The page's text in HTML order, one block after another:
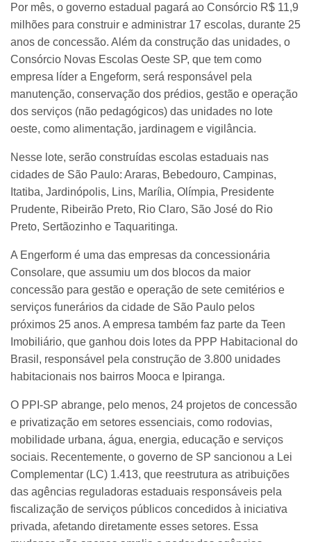
Por mês, o governo estadual pagará ao Consórcio R$ 11,9
milhões para construir e administrar 17 escolas, durante 25
anos de concessão. Além da construção das unidades, o
Consórcio Novas Escolas Oeste SP, que tem como
empresa líder a Engeform, será responsável pela
manutenção, conservação dos prédios, gestão e operação
dos serviços (não pedagógicos) das unidades no lote
oeste, como alimentação, jardinagem e vigilância.
Nesse lote, serão construídas escolas estaduais nas
cidades de São Paulo: Araras, Bebedouro, Campinas,
Itatiba, Jardinópolis, Lins, Marília, Olímpia, Presidente
Prudente, Ribeirão Preto, Rio Claro, São José do Rio
Preto, Sertãozinho e Taquaritinga.
A Engerform é uma das empresas da concessionária
Consolare, que assumiu um dos blocos da maior
concessão para gestão e operação de sete cemitérios e
serviços funerários da cidade de São Paulo pelos
próximos 25 anos. A empresa também faz parte da Teen
Imobiliário, que ganhou dois lotes da PPP Habitacional do
Brasil, responsável pela construção de 3.800 unidades
habitacionais nos bairros Mooca e Ipiranga.
O PPI-SP abrange, pelo menos, 24 projetos de concessão
e privatização em setores essenciais, como rodovias,
mobilidade urbana, água, energia, educação e serviços
sociais. Recentemente, o governo de SP sancionou a Lei
Complementar (LC) 1.413, que reestrutura as atribuições
das agências reguladoras estaduais responsáveis pela
fiscalização de serviços públicos concedidos à iniciativa
privada, afetando diretamente esses setores. Essa